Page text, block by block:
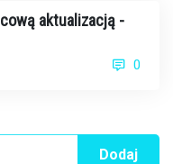
aktualizacją -
0
Dodaj